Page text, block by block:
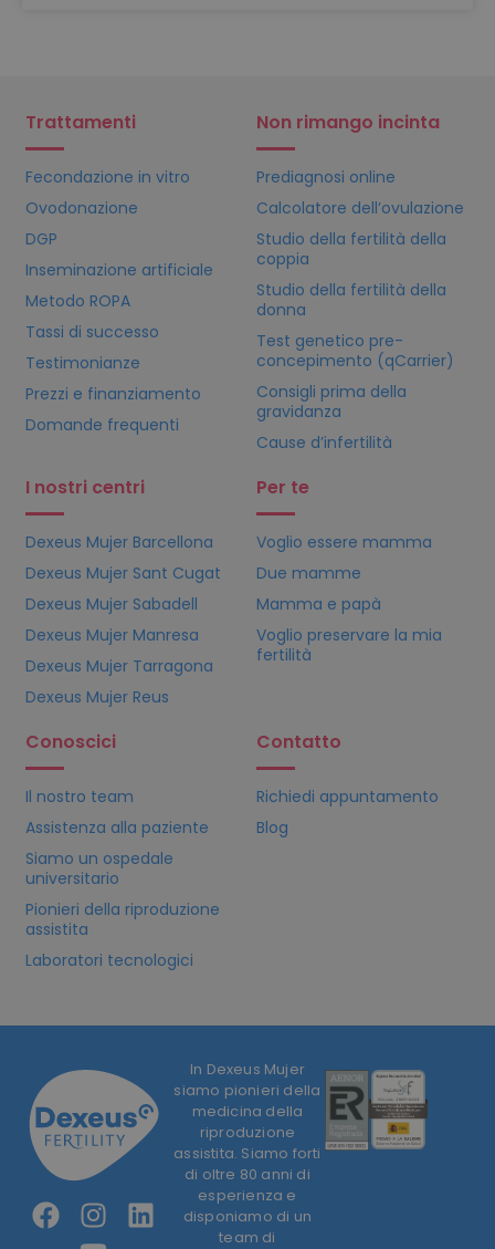
Trattamenti
Fecondazione in vitro
Ovodonazione
DGP
Inseminazione artificiale
Metodo ROPA
Tassi di successo
Testimonianze
Prezzi e finanziamento
Domande frequenti
Non rimango incinta
Prediagnosi online
Calcolatore dell’ovulazione
Studio della fertilità della
coppia
Studio della fertilità della
donna
Test genetico pre-
concepimento (qCarrier)
Consigli prima della
gravidanza
Cause d’infertilità
I nostri centri
Dexeus Mujer Barcellona
Dexeus Mujer Sant Cugat
Dexeus Mujer Sabadell
Dexeus Mujer Manresa
Dexeus Mujer Tarragona
Dexeus Mujer Reus
Per te
Voglio essere mamma
Due mamme
Mamma e papà
Voglio preservare la mia
fertilità
Conoscici
Il nostro team
Assistenza alla paziente
Siamo un ospedale
universitario
Pionieri della riproduzione
assistita
Laboratori tecnologici
Contatto
Richiedi appuntamento
Blog
In Dexeus Mujer
siamo pionieri della
medicina della
riproduzione
assistita. Siamo forti
di oltre 80 anni di
esperienza e
disponiamo di un
team di